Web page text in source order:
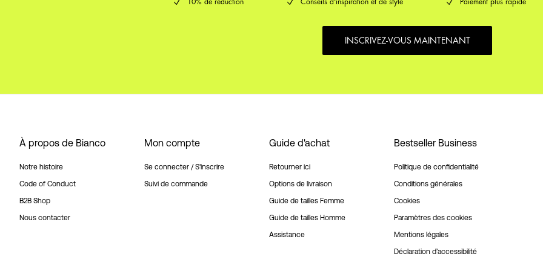
10% de réduction Conseils d'inspiration et de style Paiement plus rapide
INSCRIVEZ-VOUS MAINTENANT
À propos de Bianco
Notre histoire
Code of Conduct
B2B Shop
Nous contacter
Mon compte
Se connecter / S'inscrire
Suivi de commande
Guide d'achat
Retourner ici
Options de livraison
Guide de tailles Femme
Guide de tailles Homme
Assistance
Bestseller Business
Politique de confidentialité
Conditions générales
Cookies
Paramètres des cookies
Mentions légales
Déclaration d’accessibilité